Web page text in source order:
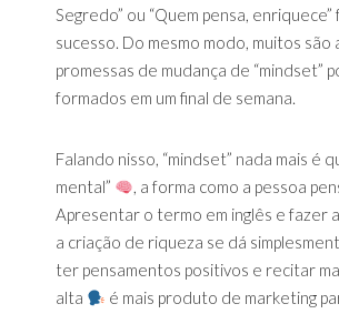
Segredo” ou “Quem pensa,
sucesso. Do mesmo modo, muitos
promessas de mudança de “mindset”
formados em um final de semana.
Falando nisso, “mindset” nada mais é
mental”
, a forma como a pessoa
Apresentar o termo em inglês e fazer
a criação de riqueza se dá
ter pensamentos positivos e recitar
alta
é mais produto de marketing